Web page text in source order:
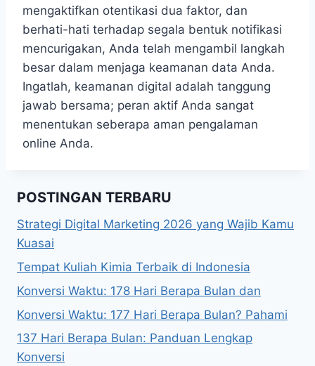
mengaktifkan otentikasi dua faktor, dan
berhati-hati terhadap segala bentuk notifikasi
mencurigakan, Anda telah mengambil langkah
besar dalam menjaga keamanan data Anda.
Ingatlah, keamanan digital adalah tanggung
jawab bersama; peran aktif Anda sangat
menentukan seberapa aman pengalaman
online Anda.
POSTINGAN TERBARU
Strategi Digital Marketing 2026 yang Wajib Kamu
Kuasai
Tempat Kuliah Kimia Terbaik di Indonesia
Konversi Waktu: 178 Hari Berapa Bulan dan
Konversi Waktu: 177 Hari Berapa Bulan? Pahami
137 Hari Berapa Bulan: Panduan Lengkap
Konversi